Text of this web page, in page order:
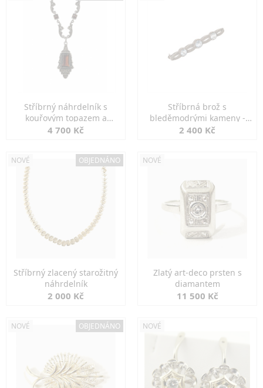
Stříbrný náhrdelník s
kouřovým topazem a
markazity
4 700 Kč
Stříbrná brož s
bleděmodrými kameny -
jemná elegance
2 400 Kč
NOVÉ OBJEDNÁNO
Stříbrný zlacený starožitný
náhrdelník
2 000 Kč
NOVÉ
Zlatý art-deco prsten s
diamantem
11 500 Kč
NOVÉ OBJEDNÁNO NOVÉ